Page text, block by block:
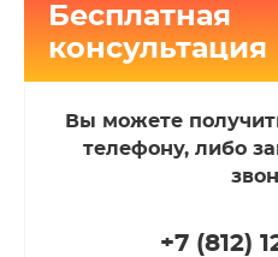
Бесплатная
консультация
Вы можете
телефону, либо
+7 (812)